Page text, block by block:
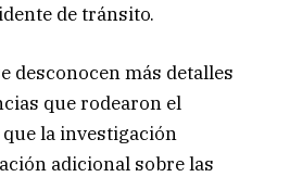
de tránsito.
desconocen más detalles
que rodearon el
la investigación
adicional sobre las